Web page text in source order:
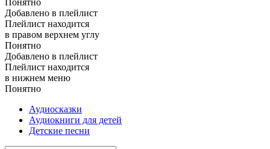
Понятно
Добавлено в плейлист
Плейлист находится
в правом верхнем углу
Понятно
Добавлено в плейлист
Плейлист находится
в нижнем меню
Понятно
Аудиосказки
Аудиокниги для детей
Детские песни